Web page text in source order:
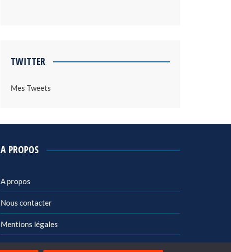
TWITTER
Mes Tweets
A PROPOS
A propos
Nous contacter
Mentions légales
Politique de confidentialité